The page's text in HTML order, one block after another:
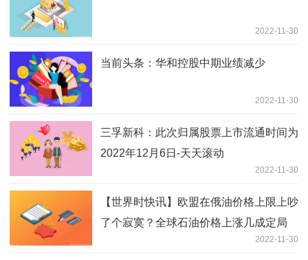
2022-11-30
当前头条：华和控股中期业绩减少
2022-11-30
三孚新科：此次归属股票上市流通时间为
2022年12月6日-天天滚动
2022-11-30
【世界时快讯】欧盟在俄油价格上限上吵
了个寂寞？全球石油价格上涨几成定局
2022-11-30